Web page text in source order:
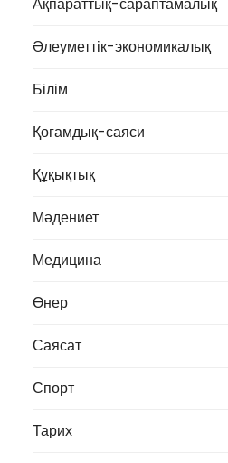
Әлеуметтік-экономикалық
Білім
Қоғамдық-саяси
Құқықтық
Мәдениет
Медицина
Өнер
Саясат
Спорт
Тарих